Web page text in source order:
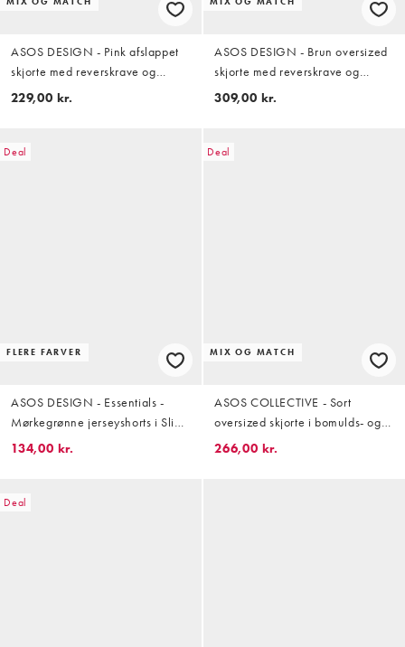
ASOS DESIGN - Pink afslappet
skjorte med reverskrave og
tekstur i krølstof - Del af sæt
229,00 kr.
ASOS DESIGN - Brun oversized
skjorte med reverskrave og
plisseringer - Del af sæt
309,00 kr.
Deal
FLERE FARVER
ASOS DESIGN - Essentials -
Mørkegrønne jerseyshorts i Slim
Fit - Del af sæt
134,00 kr.
Deal
MIX OG MATCH
ASOS COLLECTIVE - Sort
oversized skjorte i bomulds- og
hørblanding - Del af sæt
266,00 kr.
Deal